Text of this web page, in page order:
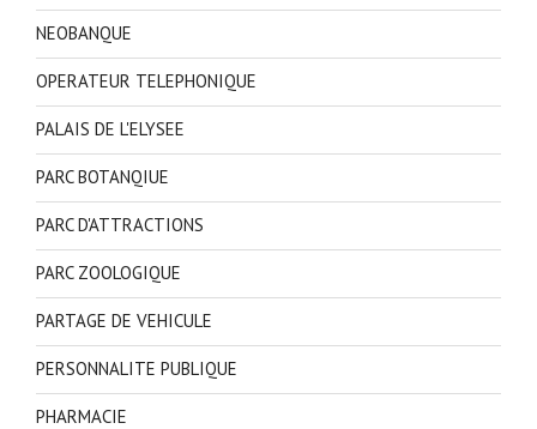
NEOBANQUE
OPERATEUR TELEPHONIQUE
PALAIS DE L'ELYSEE
PARC BOTANQIUE
PARC D'ATTRACTIONS
PARC ZOOLOGIQUE
PARTAGE DE VEHICULE
PERSONNALITE PUBLIQUE
PHARMACIE